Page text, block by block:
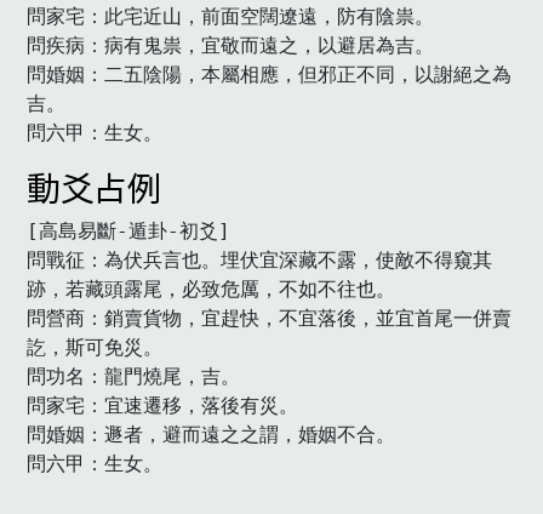
問家宅：此宅近山，前面空闊遼遠，防有陰祟。
問疾病：病有鬼祟，宜敬而遠之，以避居為吉。
問婚姻：二五陰陽，本屬相應，但邪正不同，以謝絕之為
吉。
問六甲：生女。
動爻占例
[高島易斷-遁卦-初爻]
問戰征：為伏兵言也。埋伏宜深藏不露，使敵不得窺其
跡，若藏頭露尾，必致危厲，不如不往也。
問營商：銷賣貨物，宜趕快，不宜落後，並宜首尾一併賣
訖，斯可免災。
問功名：龍門燒尾，吉。
問家宅：宜速遷移，落後有災。
問婚姻：遯者，避而遠之之謂，婚姻不合。
問六甲：生女。